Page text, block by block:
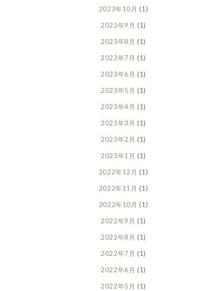
2023年10月 (1)
2023年9月 (1)
2023年8月 (1)
2023年7月 (1)
2023年6月 (1)
2023年5月 (1)
2023年4月 (1)
2023年3月 (1)
2023年2月 (1)
2023年1月 (1)
2022年12月 (1)
2022年11月 (1)
2022年10月 (1)
2022年9月 (1)
2022年8月 (1)
2022年7月 (1)
2022年6月 (1)
2022年5月 (1)